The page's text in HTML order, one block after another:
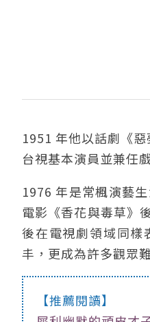
1951 年他以話劇《
台視基本演員並兼任
1976 年是常楓演藝
電影《香花與毒草》
後在電視劇領域同樣
丰，更成為許多觀眾
【推薦閱讀】